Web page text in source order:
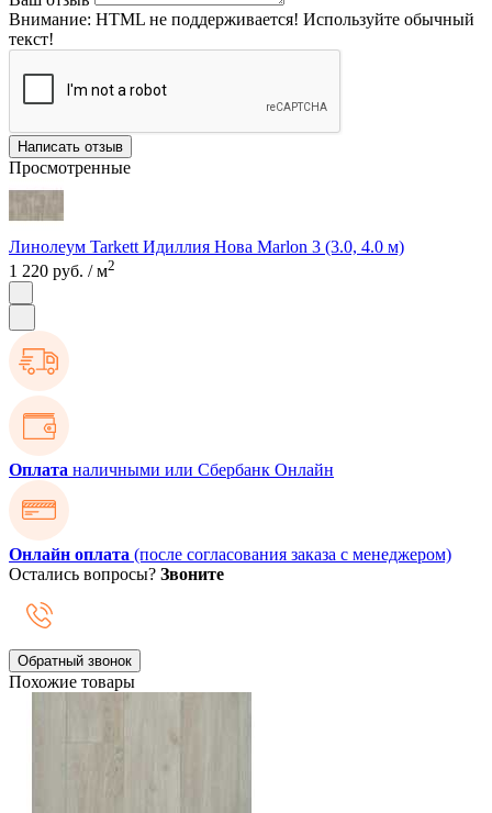
Внимание: HTML не поддерживается! Используйте обычный
текст!
Написать отзыв
Просмотренные
Линолеум Tarkett Идиллия Нова Marlon 3 (3.0, 4.0 м)
1 220 руб. / м2
Оплата наличными или Сбербанк Онлайн
Онлайн оплата (после согласования заказа с менеджером)
Остались вопросы? Звоните
Обратный звонок
Похожие товары